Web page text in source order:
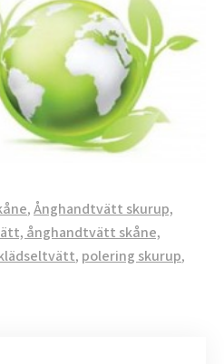
,Ånghandtvätt skurup,
ånghandtvätt skåne,
, polering skurup,